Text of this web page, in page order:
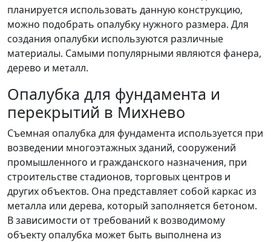
планируется использовать данную конструкцию,
можно подобрать опалубку нужного размера. Для
создания опалубки используются различные
материалы. Самыми популярными являются фанера,
дерево и металл.
Опалубка для фундамента и
перекрытий в Михнево
Съемная опалубка для фундамента используется при
возведении многоэтажных зданий, сооружений
промышленного и гражданского назначения, при
строительстве стадионов, торговых центров и
других объектов. Она представляет собой каркас из
металла или дерева, который заполняется бетоном.
В зависимости от требований к возводимому
объекту опалубка может быть выполнена из